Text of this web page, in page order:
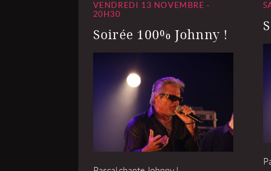
VENDREDI 13 NOVEMBRE -
20H30
Soirée 100% Johnny !